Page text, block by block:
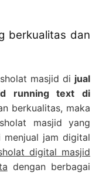
berkualitas dan
masjid di jual
running text di
berkualitas, maka
masjid yang
menjual jam digital
digital masjid
dengan berbagai